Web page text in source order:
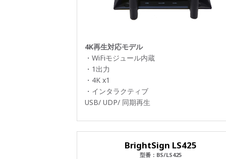
4K再生対応モデル
・WiFiモジュール内蔵
・1出力
・4K x1
・インタラクティブ
USB/ UDP/ 同期再生
BrightSign LS425
型番：BS/LS425